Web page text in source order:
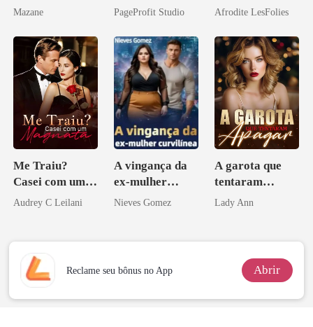
Mazane
Inimigo do Meu
PageProfit Studio
ruína
Afrodite LesFolies
Me Traiu?
Casei com um
Magnata
Audrey C Leilani
A vingança da
ex-mulher
curvilínea
Nieves Gomez
A garota que
tentaram
apagar
Lady Ann
Reclame seu bônus no App Abrir